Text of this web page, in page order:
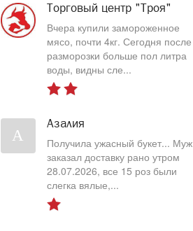
Торговый центр "Троя"
Вчера купили замороженное
мясо, почти 4кг. Сегодня после
разморозки больше пол литра
воды, видны сле...
А
Азалия
Получила ужасный букет... Муж
заказал доставку рано утром
28.07.2026, все 15 роз были
слегка вялые,...